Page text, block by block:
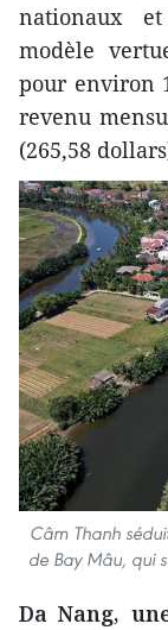
nationaux
modèle
pour environ
revenu
(265,58
Câm Thanh
de Bay Mâu, qui
Da Nang,